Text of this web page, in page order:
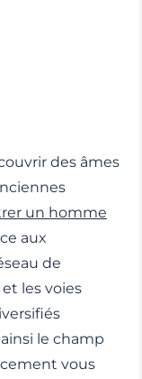
des âmes
un homme
aux
de
les voies
le champ
vous